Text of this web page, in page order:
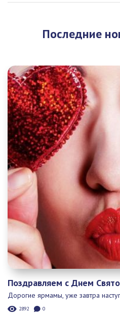
Последние
Поздравляем с Днем
Дорогие ярмамы, уже завтра
2892 0